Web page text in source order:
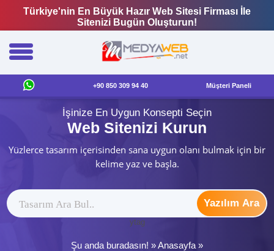
Türkiye'nin En Büyük Hazır Web Sitesi Firması İle
Sitenizi Bugün Oluşturun!
+90 850 309 94 40 Müşteri Paneli
İşinize En Uygun Konsepti Seçin
Web Sitenizi Kurun
Yüzlerce tasarım içerisinden sana uygun olanı bulmak için bir
kelime yaz ve başla.
Yazılım Ara
ytag
Şu anda buradasın! »Anasayfa »